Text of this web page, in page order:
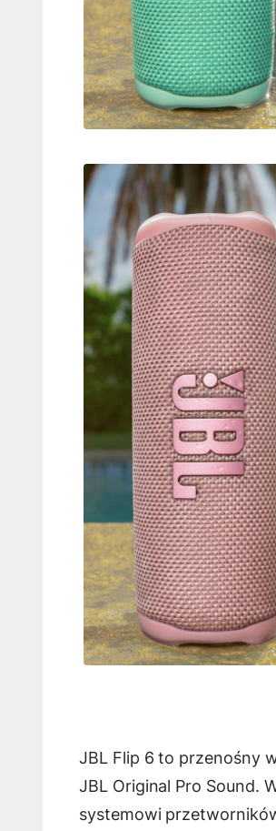
JBL Flip 6 to przenośny
JBL Original Pro Sound.
systemowi